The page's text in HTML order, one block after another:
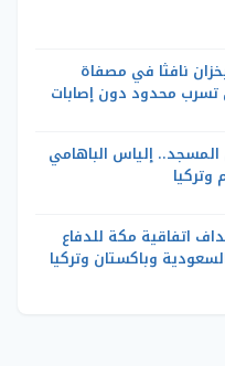
نافثا في مصفاة
تسرب محدود دون إصابات
إلياس الباهامي
اتفاقية مكة للدفاع
وباكستان وتركيا